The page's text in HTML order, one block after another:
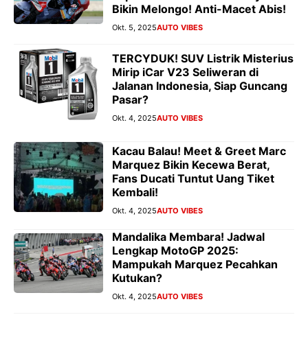
Bikin Melongo! Anti-Macet Abis!
Okt. 5, 2025AUTO VIBES
TERCYDUK! SUV Listrik Misterius
Mirip iCar V23 Seliweran di
Jalanan Indonesia, Siap Guncang
Pasar?
Okt. 4, 2025AUTO VIBES
Kacau Balau! Meet & Greet Marc
Marquez Bikin Kecewa Berat,
Fans Ducati Tuntut Uang Tiket
Kembali!
Okt. 4, 2025AUTO VIBES
Mandalika Membara! Jadwal
Lengkap MotoGP 2025:
Mampukah Marquez Pecahkan
Kutukan?
Okt. 4, 2025AUTO VIBES